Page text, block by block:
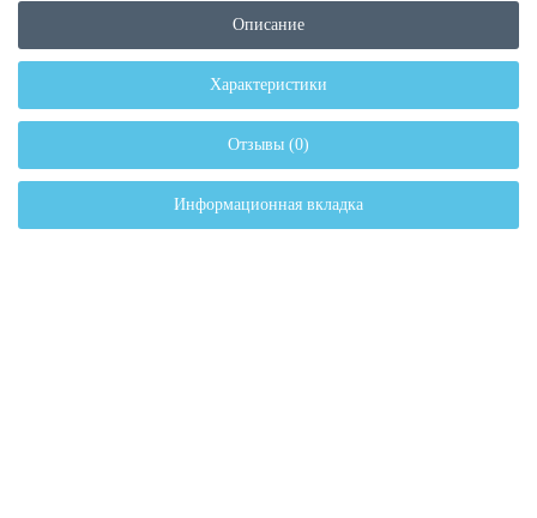
Описание
Характеристики
Отзывы (0)
Информационная вкладка